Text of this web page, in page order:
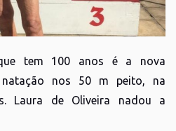
tem 100 anos é a nova
nos 50 m peito, na
Laura de Oliveira nadou a